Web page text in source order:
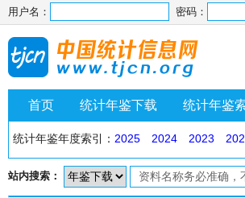
用户名： 密码：
首页 统计年鉴下载 统计年鉴索
统计年鉴年度索引： 2025 2024 2023
站内搜索：